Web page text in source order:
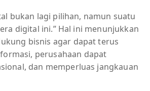
bukan lagi pilihan, namun suatu
digital ini.” Hal ini menunjukkan
bisnis agar dapat terus
perusahaan dapat
dan memperluas jangkauan